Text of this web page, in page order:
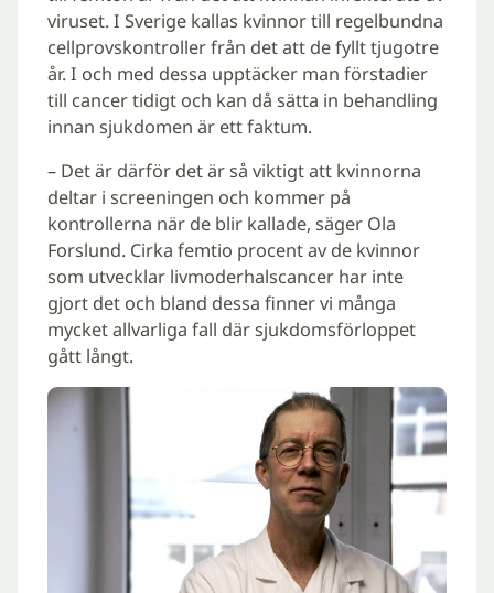
viruset. I Sverige kallas kvinnor till regelbundna
cellprovskontroller från det att de fyllt tjugotre
år. I och med dessa upptäcker man förstadier
till cancer tidigt och kan då sätta in behandling
innan sjukdomen är ett faktum.
– Det är därför det är så viktigt att kvinnorna
deltar i screeningen och kommer på
kontrollerna när de blir kallade, säger Ola
Forslund. Cirka femtio procent av de kvinnor
som utvecklar livmoderhalscancer har inte
gjort det och bland dessa finner vi många
mycket allvarliga fall där sjukdomsförloppet
gått långt.